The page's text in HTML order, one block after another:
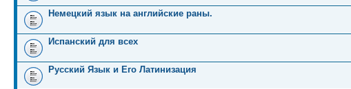
Немецкий язык на английские раны.
Испанский для всех
Русский Язык и Его Латинизация